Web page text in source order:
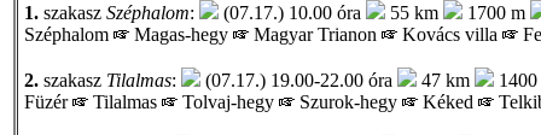
1. szakasz Széphalom: (07.17.) 10.00 óra 55 km 1700 m
Széphalom
Magas-hegy Magyar Trianon Kovács villa
2. szakasz Tilalmas: (07.17.) 19.00-22.00 óra 47 km
Füzér
Tilalmas Tolvaj-hegy Szurok-hegy Kéked